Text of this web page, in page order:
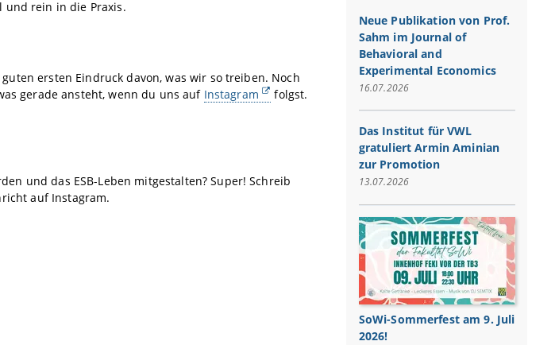
und rein in die Praxis.
ersten Eindruck davon, was wir so treiben. Noch
gerade ansteht, wenn du uns auf Instagram
folgst.
und das ESB-Leben mitgestalten? Super! Schreib
auf Instagram.
Neue Publikation von Prof.
Sahm im Journal of
Behavioral and
Experimental Economics
16.07.2026
Das Institut für VWL
gratuliert Armin Aminian
zur Promotion
13.07.2026
SoWi-Sommerfest am 9. Juli
2026!